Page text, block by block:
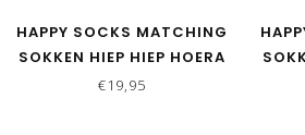
HAPPY SOCKS MATCHING
SOKKEN HIEP HIEP HOERA
GROEN
€19,95